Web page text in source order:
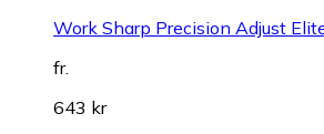
Work Sharp Precision Adjust
fr.
643 kr